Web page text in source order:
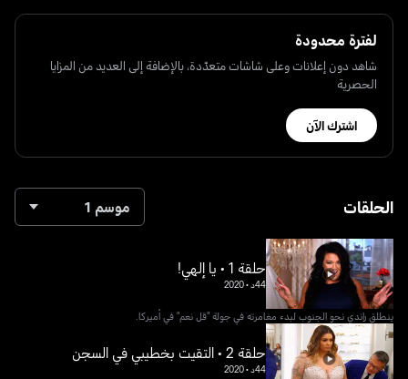
لفترة محدودة
شاهد دون إعلانات وعلى شاشات متعدّدة، بالإضافة إلى العديد من المزايا
الحصرية
اشترك الآن
الحلقات موسم 1
حلقة 1 • يا إلهي!
44د •
2020
ينطلق راندي نحو الجنوب لبدء مغامرته في جولة "قل نعم" في أميركا.
حلقة 2 • التقيت بخطيبي في السجن
44د •
2020